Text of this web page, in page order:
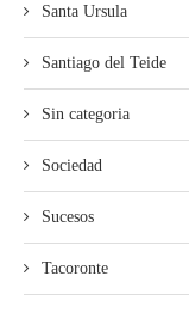
Santa Ursula
Santiago del Teide
Sin categoria
Sociedad
Sucesos
Tacoronte